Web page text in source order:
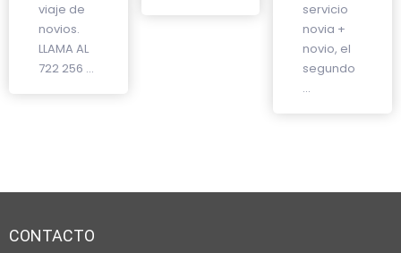
viaje de
novios.
LLAMA AL
722 256 ...
servicio
novia +
novio, el
segundo
...
CONTACTO